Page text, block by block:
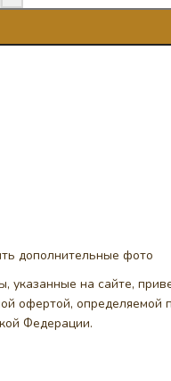
дополнительные фото
указанные на сайте,
офертой, определяемой
Федерации.